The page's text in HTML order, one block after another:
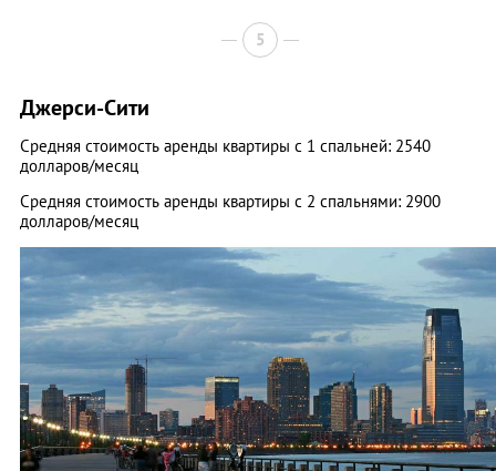
5
Джерси-Сити
Средняя стоимость аренды квартиры с 1 спальней: 2540
долларов/месяц
Средняя стоимость аренды квартиры с 2 спальнями: 2900
долларов/месяц